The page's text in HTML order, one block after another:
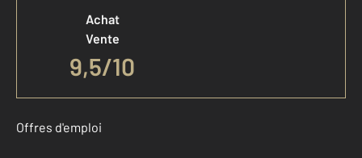
Achat
Vente
9,5/10
Offres d'emploi